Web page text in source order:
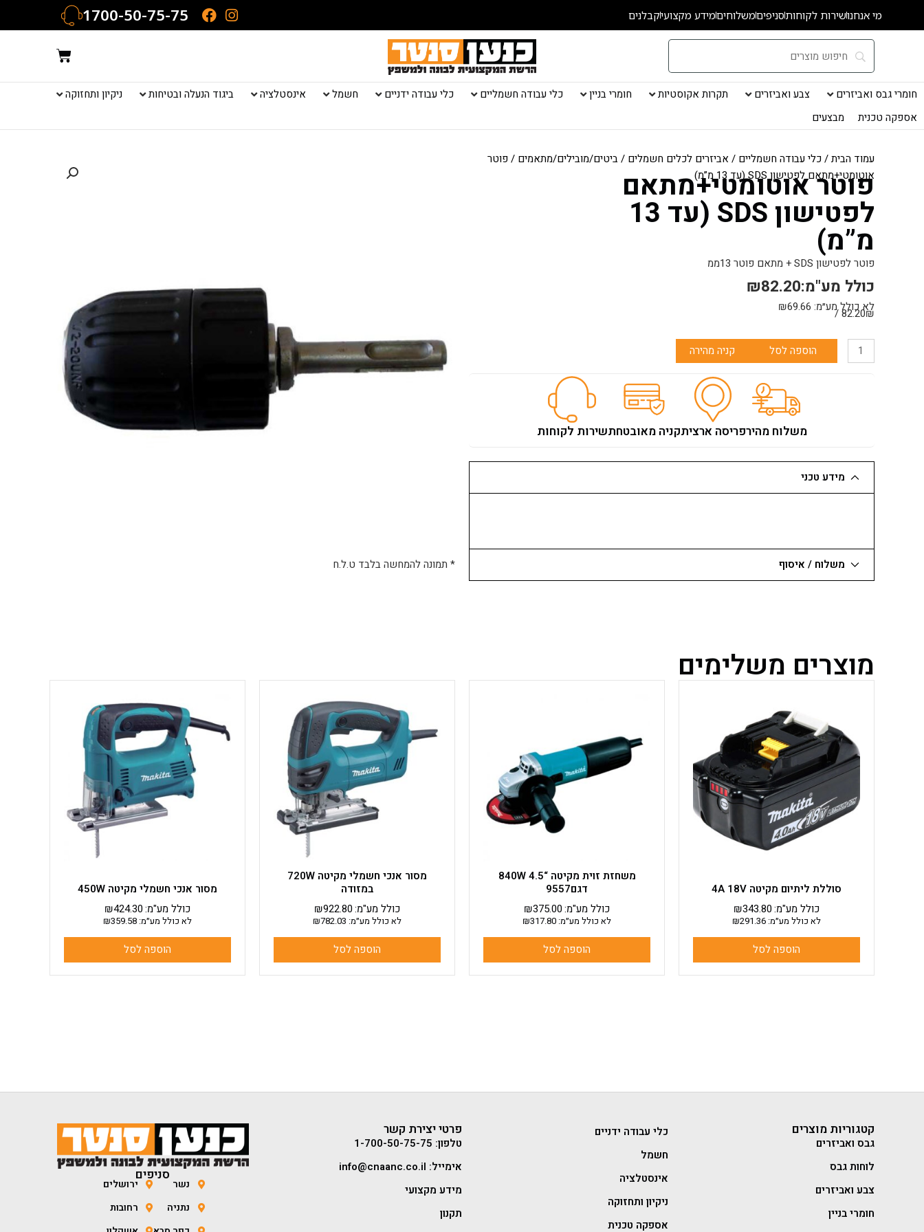
מי אנחנושירות לקוחותסניפיםמשלוחיםמידע מקצועיקבלנים 1700-50-75-75
עגלת
קניות
חומרי גבס ואביזרים צבע ואביזרים תקרות אקוסטיות חומרי בניין כלי עבודה חשמליים כלי עבודה ידניים חשמל אינסטלציה ביגוד הנעלה ובטיחות
ניקיון ותחזוקה
אספקה טכנית
מבצעים
עמוד הבית/כלי עבודה חשמליים / אביזרים לכלים חשמלים /ביטים/מובילים/מתאמים / פוטר
אוטומטי+מתאם לפטישון SDS (עד 13 מ”מ)
פוטר אוטומטי+מתאם
לפטישון SDS (עד 13
מ”מ)
פוטר לפטישון SDS + מתאם פוטר 13ממ
₪82.20כולל מע"מ:
לא כולל מע״מ: ₪69.66
82.20₪ /
כמות
הוספה לסל קניה מהירה
משלוח מהירפריסה ארציתקניה מאובטחתשירות לקוחות
מידע טכני
משלוח / איסוף * תמונה להמחשה בלבד ט.ל.ח
מוצרים משלימים
סוללת ליתיום מקיטה 4A 18V
₪343.80כולל מע"מ:
לא כולל מע״מ: ₪291.36
הוספה לסל
משחזת זוית מקיטה “4.5 840W
דגם9557
₪375.00כולל מע"מ:
לא כולל מע״מ: ₪317.80
הוספה לסל
מסור אנכי חשמלי מקיטה 720W
במזודה
₪922.80כולל מע"מ:
לא כולל מע״מ: ₪782.03
הוספה לסל
מסור אנכי חשמלי מקיטה 450W
₪424.30כולל מע"מ:
לא כולל מע״מ: ₪359.58
הוספה לסל
קטגוריות מוצרים
גבס ואביזרים
לוחות גבס
צבע ואביזרים
חומרי בניין
כלי עבודה ידניים
חשמל
אינסטלציה
ניקיון ותחזוקה
אספקה טכנית
פרטי יצירת קשר
טלפון: 1-700-50-75-75
אימייל: info@cnaanc.co.il
מידע מקצועי
תקנון
סניפים
נשר
נתניה
ירושלים
רחובות